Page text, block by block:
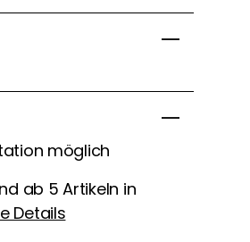
möglich
ab 5 Artikeln in
Details